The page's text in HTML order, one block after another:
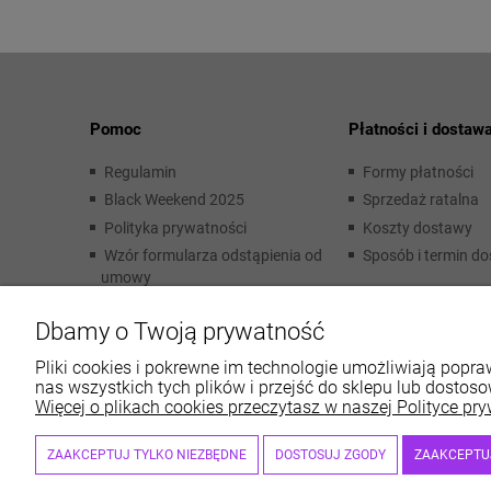
Pomoc
Regulamin
Black Weekend 2025
Polityka prywatności
Wzór formularza odstąpienia od
umowy
Płatności i
Formy płatności
Sprzedaż ratalna
Koszty dostawy
Sposób i termin
Sklep
Dbamy o Twoją prywatność
Pliki cookies i pokrewne im technologie umożliwiają
nas wszystkich tych plików i przejść do sklepu lub
Więcej o plikach cookies przeczytasz w naszej Polityce
ZAAKCEPTUJ TYLKO NIEZBĘDNE DOSTOSUJ ZGODY